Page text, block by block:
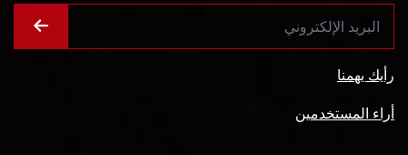
رأيك يهمنا
أراء المستخدمين